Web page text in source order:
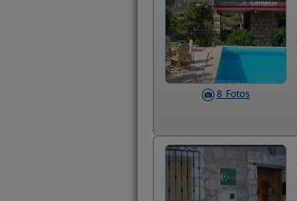
8 Fotos